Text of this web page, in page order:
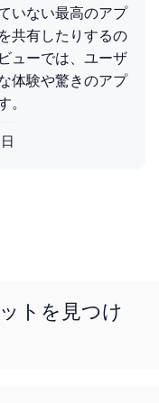
いない最高のアプ
共有したりするの
ューでは、ユーザ
体験や驚きのアプ
。
トを見つけ